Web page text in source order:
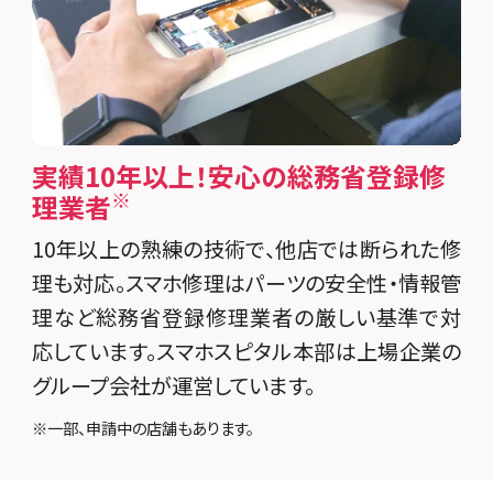
実績10年以上！安心の総務省登録修
理業者※
10年以上の熟練の技術で、他店では断られた修
理も対応。スマホ修理はパーツの安全性・情報管
理など総務省登録修理業者の厳しい基準で対
応しています。スマホスピタル本部は上場企業の
グループ会社が運営しています。
※一部、申請中の店舗もあります。